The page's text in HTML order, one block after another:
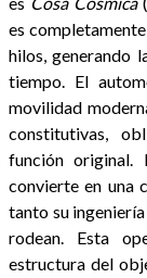
es
hilos, generando
tiempo. El
movilidad
constitutivas,
función original.
convierte en una
tanto su
rodean. Esta
estructura del